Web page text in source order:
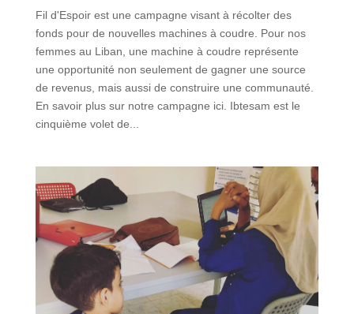
Fil d'Espoir est une campagne visant à récolter des
fonds pour de nouvelles machines à coudre. Pour nos
femmes au Liban, une machine à coudre représente
une opportunité non seulement de gagner une source
de revenus, mais aussi de construire une communauté.
En savoir plus sur notre campagne ici. Ibtesam est le
cinquième volet de...